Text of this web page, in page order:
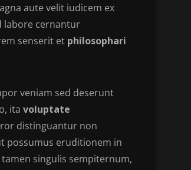
aute velit iudicem ex
labore cernantur
senserit et philosophari
veniam sed deserunt
ita voluptate
distinguantur non
possumus eruditionem in
singulis sempiternum,